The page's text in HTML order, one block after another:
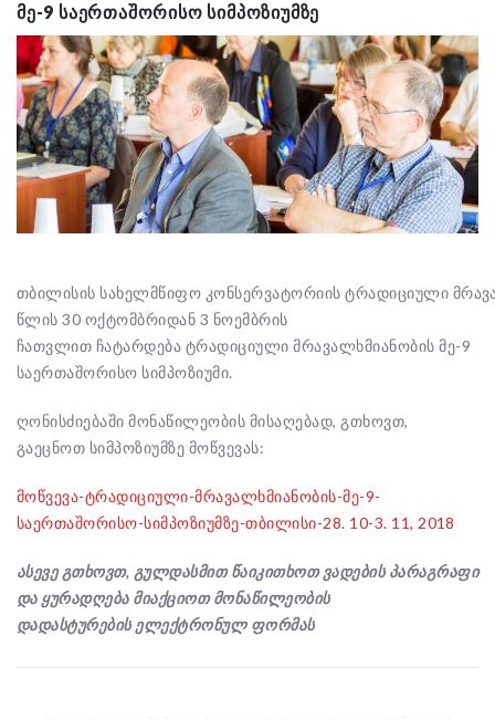
ᲛᲔ-9 ᲡᲐᲔᲠᲗᲐᲨᲝᲠᲘᲡᲝ ᲡᲘᲛᲞᲝᲖᲘᲣᲛᲖᲔ
თბილისის სახელმწიფო კონსერვატორიის ტრადიციული
წლის 30 ოქტომბრიდან 3 ნოემბრის
ჩათვლით ჩატარდება ტრადიციული მრავალხმიანობის მე-9
საერთაშორისო სიმპოზიუმი.
ღონისძიებაში მონაწილეობის მისაღებად, გთხოვთ,
გაეცნოთ სიმპოზიუმზე მოწვევას:
მოწვევა-ტრადიციული-მრავალხმიანობის-მე-9-
საერთაშორისო-სიმპოზიუმზე-თბილისი-28. 10-3. 11, 2018
ასევე გთხოვთ, გულდასმით წაიკითხოთვადების პარაგრაფი
და ყურადღება მიაქციოთ მონაწილეობის
დადასტურებისელექტრონულ ფორმას